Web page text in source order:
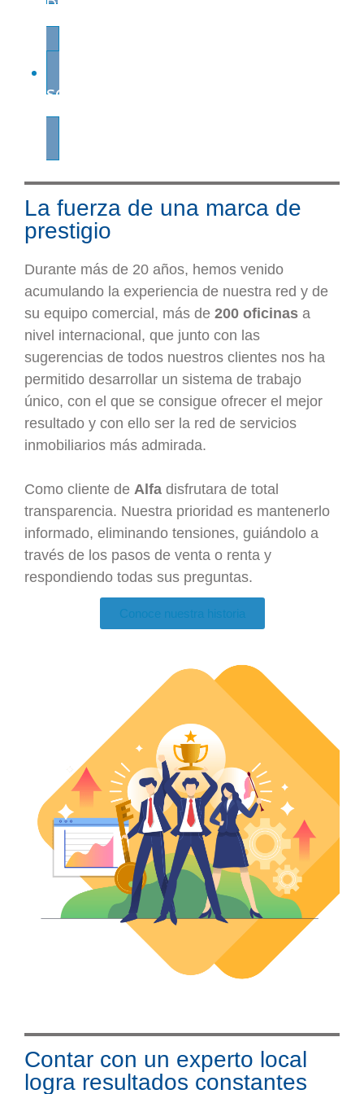
DE PRINCIPIO A FIN
SOPORTE GLOBAL
La fuerza de una marca de
prestigio
Durante más de 20 años, hemos venido
acumulando la experiencia de nuestra red y de
su equipo comercial, más de 200 oficinas a
nivel internacional, que junto con las
sugerencias de todos nuestros clientes nos ha
permitido desarrollar un sistema de trabajo
único, con el que se consigue ofrecer el mejor
resultado y con ello ser la red de servicios
inmobiliarios más admirada.
Como cliente de Alfa disfrutara de total
transparencia. Nuestra prioridad es mantenerlo
informado, eliminando tensiones, guiándolo a
través de los pasos de venta o renta y
respondiendo todas sus preguntas.
Conoce nuestra historia
Contar con un experto local
logra resultados constantes